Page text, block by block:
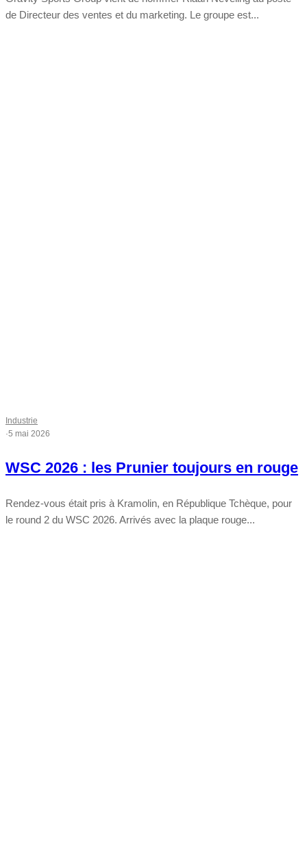
de Directeur des ventes et du marketing. Le groupe est...
Industrie
·5 mai 2026
WSC 2026 : les Prunier toujours en rouge
Rendez-vous était pris à Kramolin, en République Tchèque, pour
le round 2 du WSC 2026. Arrivés avec la plaque rouge...